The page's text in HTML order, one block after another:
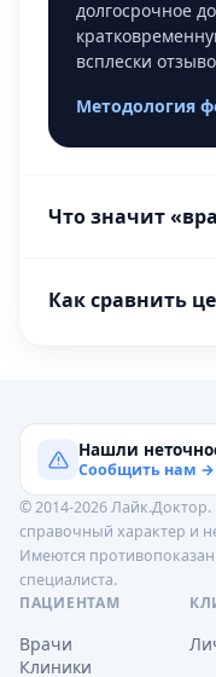
долгосрочное
всплески
Методология
Что значит
Как сравнить
Нашли
Сообщить нам →
© 2014-2026
справочный характер и
Имеются
специалиста.
ПАЦИЕНТАМ
Врачи
Клиники